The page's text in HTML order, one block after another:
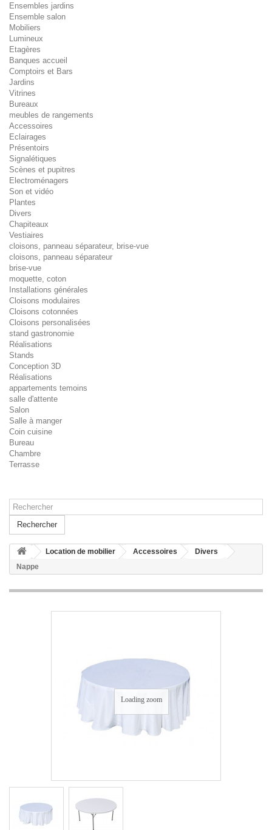
Ensembles jardins
Ensemble salon
Mobiliers
Lumineux
Etagères
Banques accueil
Comptoirs et Bars
Jardins
Vitrines
Bureaux
meubles de rangements
Accessoires
Eclairages
Présentoirs
Signalétiques
Scènes et pupitres
Electroménagers
Son et vidéo
Plantes
Divers
Chapiteaux
Vestiaires
cloisons, panneau séparateur, brise-vue
cloisons, panneau séparateur
brise-vue
moquette, coton
Installations générales
Cloisons modulaires
Cloisons cotonnées
Cloisons personalisées
stand gastronomie
Réalisations
Stands
Conception 3D
Réalisations
appartements temoins
salle d'attente
Salon
Salle à manger
Coin cuisine
Bureau
Chambre
Terrasse
Rechercher
Location de mobilier Accessoires
Divers
Nappe
Loading zoom